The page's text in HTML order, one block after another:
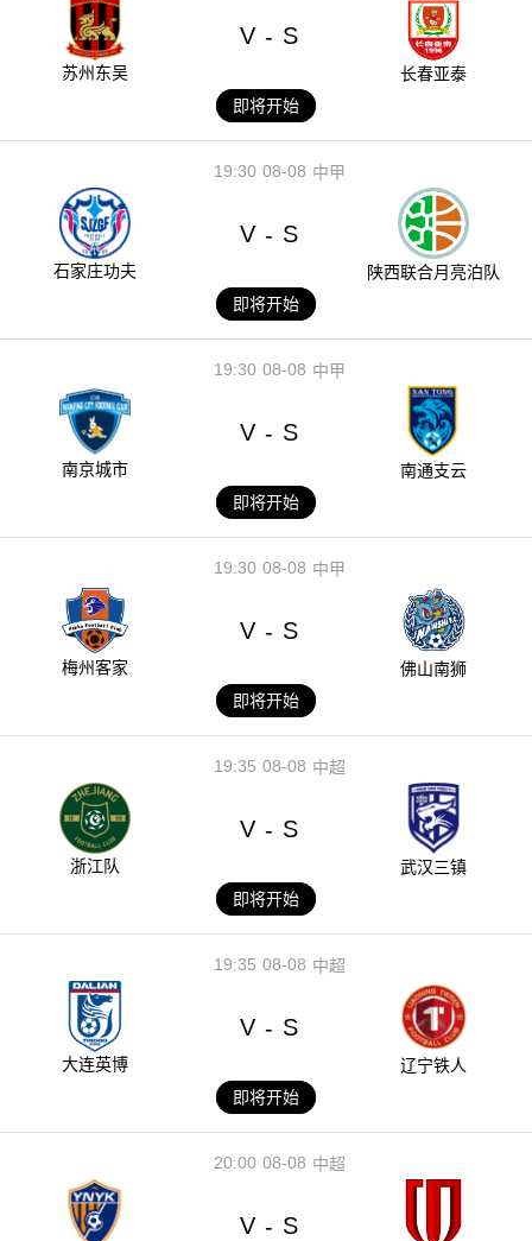
苏州东吴
V - S
长春亚泰
即将开始
08-08
19:30 中甲
石家庄功夫
V - S
陕西联合月亮泊队
即将开始
08-08
19:30 中甲
南京城市
V - S
南通支云
即将开始
08-08
19:30 中甲
梅州客家
V - S
佛山南狮
即将开始
08-08
19:35 中超
浙江队
V - S
武汉三镇
即将开始
08-08
19:35 中超
大连英博
V - S
辽宁铁人
即将开始
08-08
20:00 中超
V - S